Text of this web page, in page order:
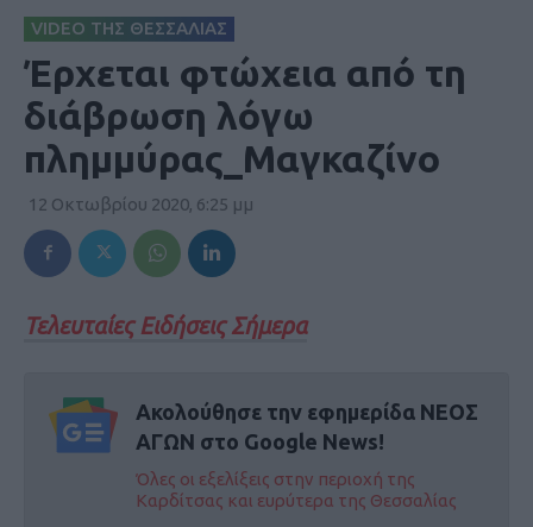
VIDEO ΤΗΣ ΘΕΣΣΑΛΙΑΣ
Έρχεται φτώχεια από τη
διάβρωση λόγω
πλημμύρας_Μαγκαζίνο
12 Οκτωβρίου 2020, 6:25 μμ
Τελευταίες Ειδήσεις Σήμερα
Ακολούθησε την εφημερίδα ΝΕΟΣ
ΑΓΩΝ στο Google News!
Όλες οι εξελίξεις στην περιοχή της
Καρδίτσας και ευρύτερα της Θεσσαλίας